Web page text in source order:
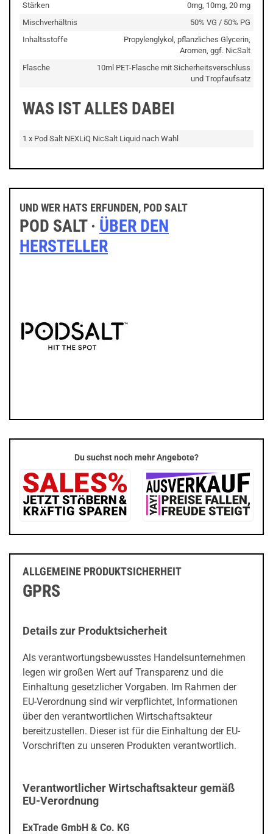
Stärken
0mg, 10mg, 20 mg
Mischverhältnis
50% VG / 50% PG
Inhaltsstoffe
Propylenglykol, pflanzliches Glycerin,
Aromen, ggf. NicSalt
Flasche
10ml PET-Flasche mit Sicherheitsverschluss
und Tropfaufsatz
WAS IST ALLES DABEI
1 x Pod Salt NEXLiQ NicSalt Liquid nach Wahl
UND WER HATS ERFUNDEN, POD SALT
POD SALT · ÜBER DEN
HERSTELLER
Du suchst noch mehr Angebote?
ALLGEMEINE PRODUKTSICHERHEIT
GPRS
Details zur Produktsicherheit
Als verantwortungsbewusstes Handelsunternehmen
legen wir großen Wert auf Transparenz und die
Einhaltung gesetzlicher Vorgaben. Im Rahmen der
EU-Verordnung sind wir verpflichtet, Informationen
über den verantwortlichen Wirtschaftsakteur
bereitzustellen. Dieser ist für die Einhaltung der EU-
Vorschriften zu unseren Produkten verantwortlich.
Verantwortlicher Wirtschaftsakteur gemäß
EU-Verordnung
ExTrade GmbH & Co. KG